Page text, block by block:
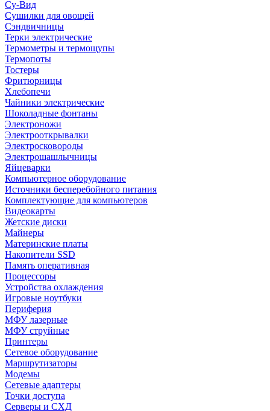
Су-Вид
Сушилки для овощей
Сэндвичницы
Терки электрические
Термометры и термощупы
Термопоты
Тостеры
Фритюрницы
Хлебопечи
Чайники электрические
Шоколадные фонтаны
Электроножи
Электрооткрывалки
Электросковороды
Электрошашлычницы
Яйцеварки
Компьютерное оборудование
Источники бесперебойного питания
Комплектующие для компьютеров
Видеокарты
Жетские диски
Майнеры
Материнские платы
Накопители SSD
Память оперативная
Процессоры
Устройства охлаждения
Игровые ноутбуки
Периферия
МФУ лазерные
МФУ струйные
Принтеры
Сетевое оборудование
Маршрутизаторы
Модемы
Сетевые адаптеры
Точки доступа
Серверы и СХД